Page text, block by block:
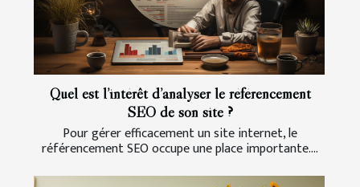
Quel est l’intérêt d’analyser le référencement
SEO de son site ?
Pour gérer efficacement un site internet, le
référencement SEO occupe une place importante....